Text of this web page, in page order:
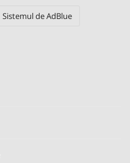
Sistemul de AdBlue